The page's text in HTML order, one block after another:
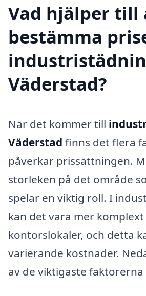
Vad hjälper till
bestämma
Väderstad?
När det kommer till
Väderstad finns det flera
påverkar prissättningen.
storleken på det område
spelar en viktig roll. I
kan det vara mer komplext
kontorslokaler, och detta
varierande kostnader.
av de viktigaste